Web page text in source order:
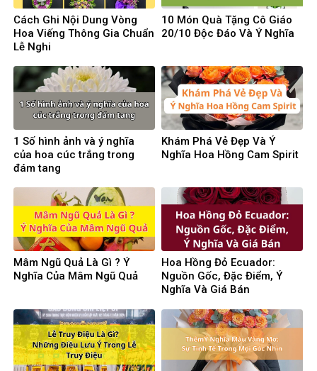
Cách Ghi Nội Dung Vòng
Hoa Viếng Thông Gia Chuẩn
Lễ Nghi
10 Món Quà Tặng Cô Giáo
20/10 Độc Đáo Và Ý Nghĩa
1 Số hình ảnh và ý nghĩa
của hoa cúc trắng trong
đám tang
Khám Phá Vẻ Đẹp Và Ý
Nghĩa Hoa Hồng Cam Spirit
Mâm Ngũ Quả Là Gì ? Ý
Nghĩa Của Mâm Ngũ Quả
Hoa Hồng Đỏ Ecuador:
Nguồn Gốc, Đặc Điểm, Ý
Nghĩa Và Giá Bán